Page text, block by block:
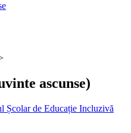
ascunse)
Școlar de Educație Incluzivă